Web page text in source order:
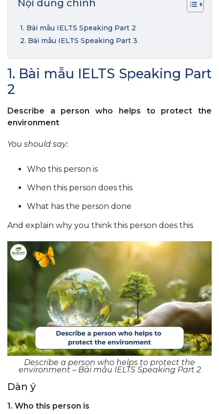
Nội dung chính
1. Bài mẫu IELTS Speaking Part 2
2. Bài mẫu IELTS Speaking Part 3
1. Bài mẫu IELTS Speaking Part
2
Describe a person who helps to protect the
environment
You should say:
Who this person is
When this person does this
What has the person done
And explain why you think this person does this
Describe a person who helps to protect the
environment – Bài mẫu IELTS Speaking Part 2
Dàn ý
1. Who this person is